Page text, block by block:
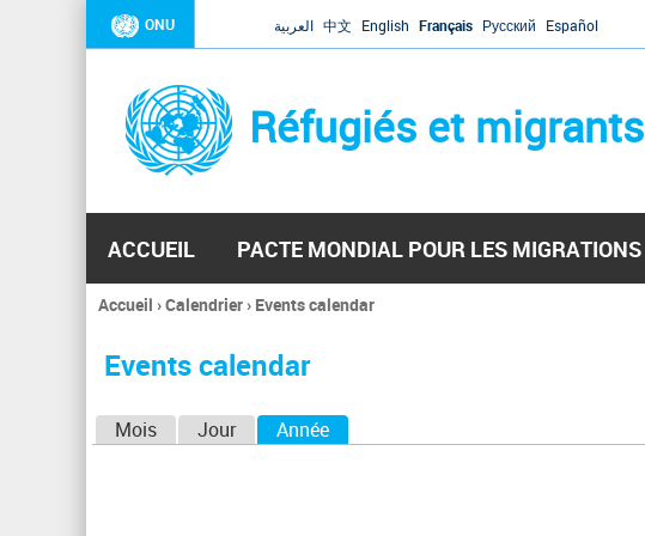
ONU العربية 中文 English Français Русский Español
Réfugiés et migrants
ACCUEIL PACTE MONDIAL POUR LES MIGRATIONS
Vous
ici
Accueil ›Calendrier› Events calendar
Events calendar
Mois Jour Année